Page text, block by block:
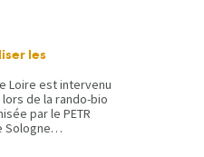
les
Loire est intervenu
de la rando-bio
par le PETR
Sologne…